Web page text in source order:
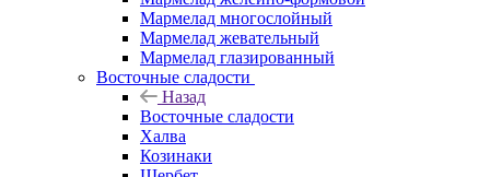
Мармелад многослойный
Мармелад жевательный
Мармелад глазированный
Восточные сладости
Назад
Восточные сладости
Халва
Козинаки